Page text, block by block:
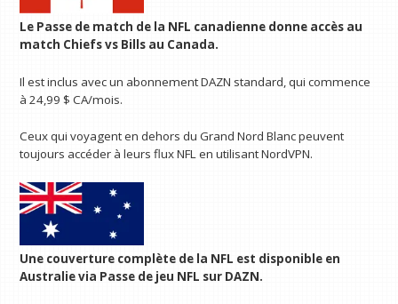
Le Passe de match de la NFL canadienne donne accès au
match Chiefs vs Bills au Canada.
Il est inclus avec un abonnement DAZN standard, qui commence
à 24,99 $ CA/mois.
Ceux qui voyagent en dehors du Grand Nord Blanc peuvent
toujours accéder à leurs flux NFL en utilisant NordVPN.
Une couverture complète de la NFL est disponible en
Australie via Passe de jeu NFL sur DAZN.